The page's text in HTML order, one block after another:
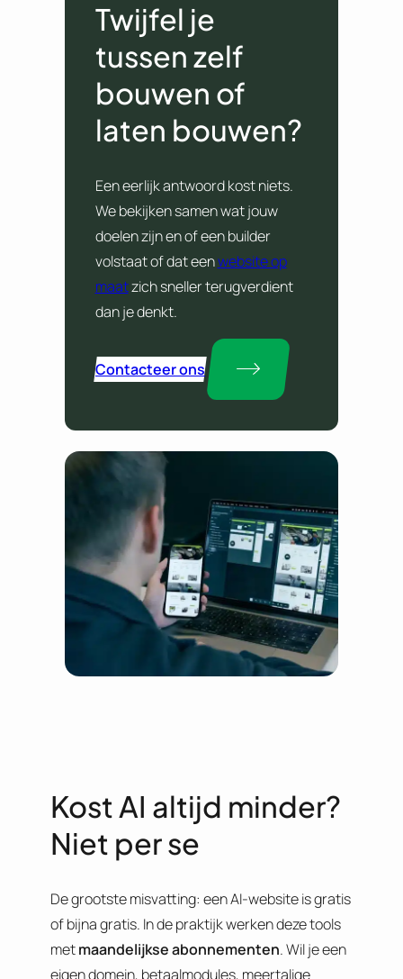
Twijfel je
tussen zelf
bouwen of
laten bouwen?
Een eerlijk antwoord kost niets.
We bekijken samen wat jouw
doelen zijn en of een builder
volstaat of dat eenwebsite op
maatzich sneller terugverdient
dan je denkt.
Contacteer ons
Kost AI altijd minder?
Niet per se
De grootste misvatting: een AI-website is gratis
of bijna gratis. In de praktijk werken deze tools
metmaandelijkseabonnementen. Wil je een
eigen domein, betaalmodules, meertalige